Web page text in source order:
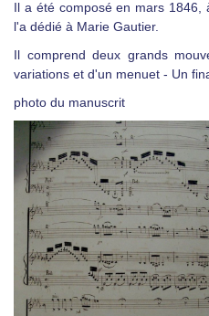
Il a été composé en mars 1846,
l'a dédié à Marie Gautier.
Il comprend deux grands
variations et d'un menuet - Un
photo du manuscrit